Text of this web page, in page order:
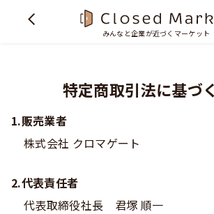
みんなと企業が近づくマーケット
特定商取引法に基づ
1.販売業者
株式会社 クロマゲート
2.代表責任者
代表取締役社長 君塚 順一